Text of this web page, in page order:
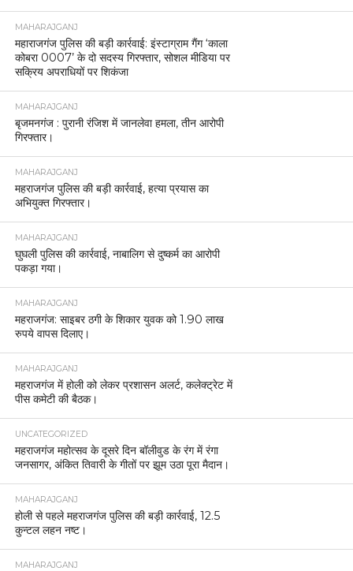
MAHARAJGANJ
महाराजगंज पुलिस की बड़ी कार्रवाई: इंस्टाग्राम गैंग ‘काला
कोबरा 0007’ के दो सदस्य गिरफ्तार, सोशल मीडिया पर
सक्रिय अपराधियों पर शिकंजा
MAHARAJGANJ
बृजमनगंज : पुरानी रंजिश में जानलेवा हमला, तीन आरोपी
गिरफ्तार।
MAHARAJGANJ
महराजगंज पुलिस की बड़ी कार्रवाई, हत्या प्रयास का
अभियुक्त गिरफ्तार।
MAHARAJGANJ
घुघली पुलिस की कार्रवाई, नाबालिग से दुष्कर्म का आरोपी
पकड़ा गया।
MAHARAJGANJ
महराजगंज: साइबर ठगी के शिकार युवक को 1.90 लाख
रुपये वापस दिलाए।
MAHARAJGANJ
महराजगंज में होली को लेकर प्रशासन अलर्ट, कलेक्ट्रेट में
पीस कमेटी की बैठक।
UNCATEGORIZED
महराजगंज महोत्सव के दूसरे दिन बॉलीवुड के रंग में रंगा
जनसागर, अंकित तिवारी के गीतों पर झूम उठा पूरा मैदान।
MAHARAJGANJ
होली से पहले महराजगंज पुलिस की बड़ी कार्रवाई, 12.5
कुन्टल लहन नष्ट।
MAHARAJGANJ